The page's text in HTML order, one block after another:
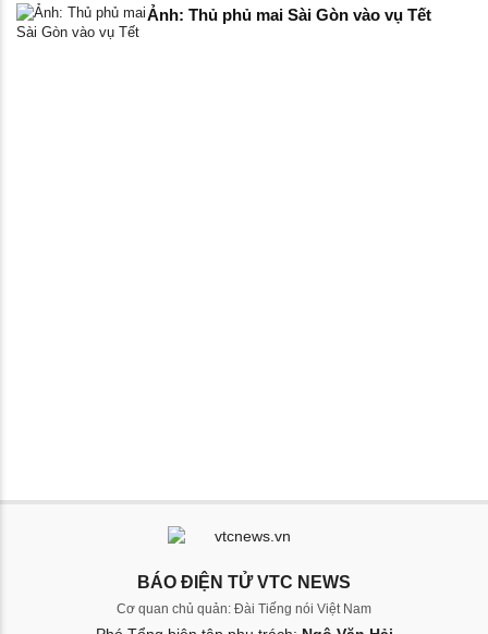
Ảnh: Thủ phủ mai Sài Gòn vào vụ Tết
BÁO ĐIỆN TỬ VTC NEWS
Cơ quan chủ quản: Đài Tiếng nói Việt Nam